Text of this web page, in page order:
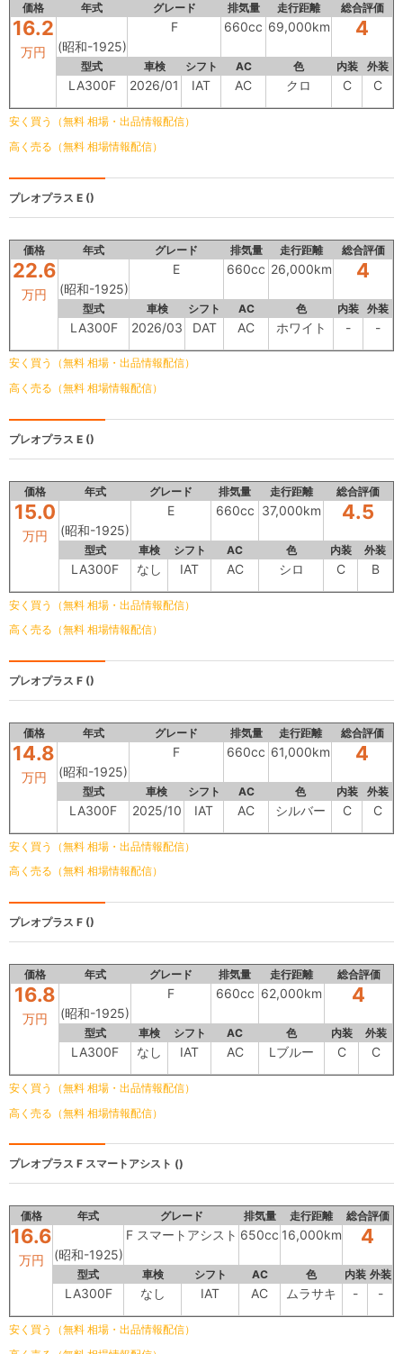
価格 年式 グレード 排気量 走行距離 総合評価
16.2
万円 (昭和-1925)
F 660cc 69,000km 4
型式 車検 シフト AC 色 内装 外装
LA300F 2026/01 IAT AC クロ C C
安く買う（無料 相場・出品情報配信）
高く売る（無料 相場情報配信）
プレオプラス E ()
価格 年式 グレード 排気量 走行距離 総合評価
22.6
万円 (昭和-1925)
E 660cc 26,000km 4
型式 車検 シフト AC 色 内装 外装
LA300F 2026/03 DAT AC ホワイト - -
安く買う（無料 相場・出品情報配信）
高く売る（無料 相場情報配信）
プレオプラス E ()
価格 年式 グレード 排気量 走行距離 総合評価
15.0
万円 (昭和-1925)
E 660cc 37,000km 4.5
型式 車検 シフト AC 色 内装 外装
LA300F なし IAT AC シロ C B
安く買う（無料 相場・出品情報配信）
高く売る（無料 相場情報配信）
プレオプラス F ()
価格 年式 グレード 排気量 走行距離 総合評価
14.8
万円 (昭和-1925)
F 660cc 61,000km 4
型式 車検 シフト AC 色 内装 外装
LA300F 2025/10 IAT AC シルバー C C
安く買う（無料 相場・出品情報配信）
高く売る（無料 相場情報配信）
プレオプラス F ()
価格 年式 グレード 排気量 走行距離 総合評価
16.8
万円 (昭和-1925)
F 660cc 62,000km 4
型式 車検 シフト AC 色 内装 外装
LA300F なし IAT AC Lブルー C C
安く買う（無料 相場・出品情報配信）
高く売る（無料 相場情報配信）
プレオプラス F スマートアシスト ()
価格 年式 グレード 排気量 走行距離 総合評価
16.6
万円 (昭和-1925)
F スマートアシスト 650cc 16,000km 4
型式 車検 シフト AC 色 内装 外装
LA300F なし IAT AC ムラサキ - -
安く買う（無料 相場・出品情報配信）